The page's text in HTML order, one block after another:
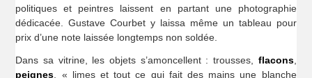
politiques et peintres laissent en partant une photographie
dédicacée. Gustave Courbet y laissa même un tableau pour
prix d’une note laissée longtemps non soldée.
Dans sa vitrine, les objets s’amoncellent : trousses, flacons,
peignes , « limes et tout ce qui fait des mains une blanche